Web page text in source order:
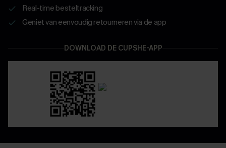
Real-time besteltracking
Geniet van eenvoudig retourneren via de app
DOWNLOAD DE CUPSHE-APP